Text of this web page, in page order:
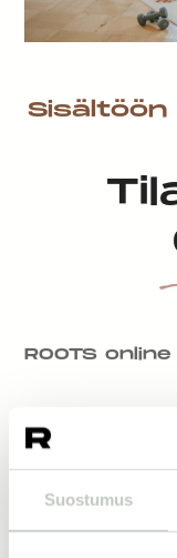
Suostumus
Tilaa Roots
ROOTS
ROOTS